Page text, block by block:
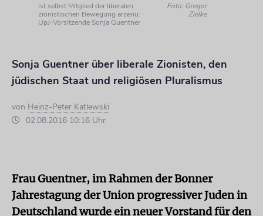
Ist selbst Mitglied der liberalen
zionistischen Bewegung arzenu:
UpJ-Vorsitzende Sonja Guentner
Foto: Gregor
Zielke
Sonja Guentner über liberale Zionisten, den
jüdischen Staat und religiösen Pluralismus
von Heinz-Peter Katlewski
02.08.2016 10:16 Uhr
Frau Guentner, im Rahmen der Bonner
Jahrestagung der Union progressiver Juden in
Deutschland wurde ein neuer Vorstand für den